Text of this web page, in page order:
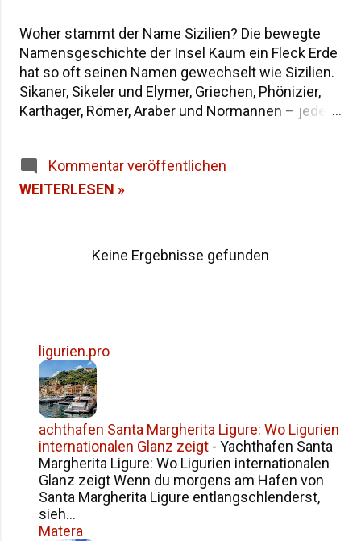
Woher stammt der Name Sizilien? Die bewegte
Namensgeschichte der Insel Kaum ein Fleck Erde
hat so oft seinen Namen gewechselt wie Sizilien.
Sikaner, Sikeler und Elymer, Griechen, Phönizier,
Karthager, Römer, Araber und Normannen – jede
fragst, warum die Insel heute "Sicilia" heißt und
wie sie in der Antike genannt wurde, findest du
heutigen Namen. Woher stammt der Name
Sizilien Inhaltsverzeichnis Die Herkunft des
Weitere antike Namen und Legenden Alle Namen
Siziliens im Überblick Häufige Fragen zur
Namensgeschichte Siziliens Fazit
Kommentar veröffentlichen
WEITERLESEN »
Keine Ergebnisse gefunden
ligurien.pro
achthafen Santa Margherita Ligure: Wo Ligurien
internationalen Glanz zeigt - Yachthafen Santa
Margherita Ligure: Wo Ligurien internationalen
Glanz zeigt Wenn du morgens am Hafen von
Santa Margherita Ligure entlangschlenderst,
sieh...
Matera